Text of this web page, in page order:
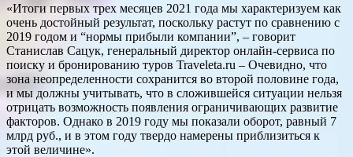
«Итоги первых трех месяцев 2021 года мы характеризуем как
очень достойный результат, поскольку растут по сравнению с
2019 годом и “нормы прибыли компании”, – говорит
Станислав Сацук, генеральный директор онлайн-сервиса по
поиску и бронированию туров Traveleta.ru – Очевидно, что
зона неопределенности сохранится во второй половине года,
и мы должны учитывать, что в сложившейся ситуации нельзя
отрицать возможность появления ограничивающих развитие
факторов. Однако в 2019 году мы показали оборот, равный 7
млрд руб., и в этом году твердо намерены приблизиться к
этой величине».